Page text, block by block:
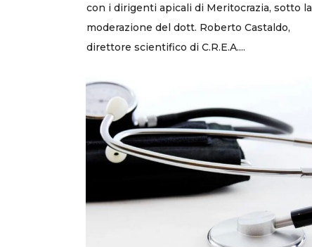
con i dirigenti apicali di Meritocrazia, sotto la
moderazione del dott. Roberto Castaldo,
direttore scientifico di C.R.E.A....